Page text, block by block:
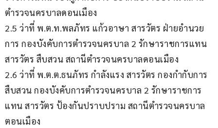
ตำรวจนครบาลดอนเมือง
2.5 ว่าที่ พ.ต.ท.พลภัทร แก้วอาษา สารวัตร ฝ่ายอำนวย
การ กองบังคับการตำรวจนครบาล 2 รักษาราชการแทน
สารวัตร สืบสวน สถานีตำรวจนครบาลดอนเมือง
2.6 ว่าที่ พ.ต.ต.ธนภัทร กำลังแรง สารวัตร กองกำกับการ
สืบสวน กองบังคับการตำรวจนครบาล 2 รักษาราชการ
แทน สารวัตร ป้องกันปราบปราม สถานีตำรวจนครบาล
ตอนเมือง